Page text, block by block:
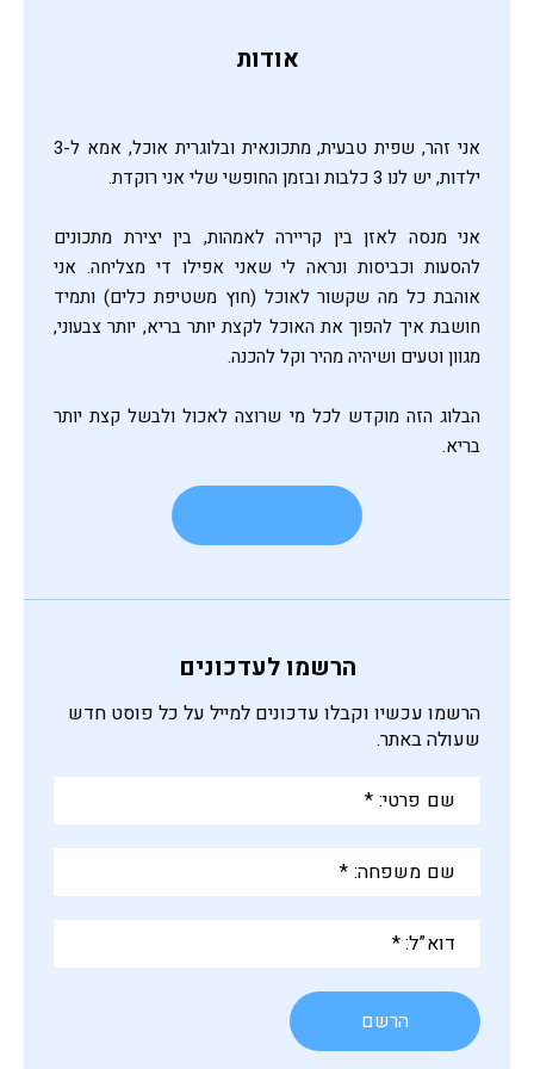
אודות
אני זהר, שפית טבעית, מתכונאית ובלוגרית אוכל, אמא ל-3
ילדות, יש לנו 3 כלבות ובזמן החופשי שלי אני רוקדת.
אני מנסה לאזן בין קריירה לאמהות, בין יצירת מתכונים
להסעות וכביסות ונראה לי שאני אפילו די מצליחה. אני
אוהבת כל מה שקשור לאוכל (חוץ משטיפת כלים) ותמיד
חושבת איך להפוך את האוכל לקצת יותר בריא, יותר צבעוני,
מגוון וטעים ושיהיה מהיר וקל להכנה.
הבלוג הזה מוקדש לכל מי שרוצה לאכול ולבשל קצת יותר
בריא.
הרשמו לעדכונים
הרשמו עכשיו וקבלו עדכונים למייל על כל פוסט חדש
שעולה באתר.
שם
פרטי:
*
שם
משפחה:
*
דוא”ל: